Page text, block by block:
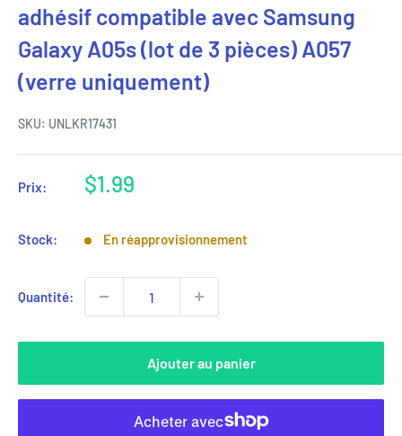
adhésif compatible avec Samsung
Galaxy A05s (lot de 3 pièces) A057
(verre uniquement)
SKU: UNLKR17431
Prix:
Prix
$1.99
Stock: En réapprovisionnement
Quantité:
Ajouter au panier